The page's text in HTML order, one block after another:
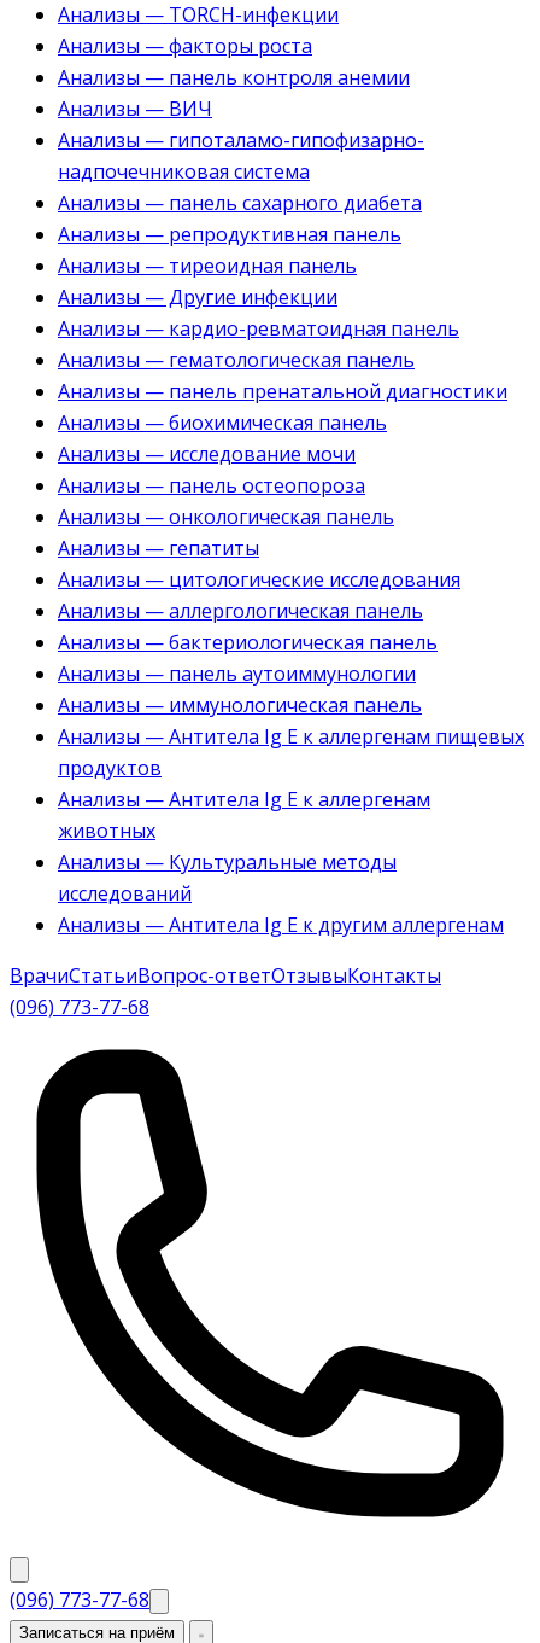
Анализы — TORCH-инфекции
Анализы — факторы роста
Анализы — панель контроля анемии
Анализы — ВИЧ
Анализы — гипоталамо-гипофизарно-
надпочечниковая система
Анализы — панель сахарного диабета
Анализы — репродуктивная панель
Анализы — тиреоидная панель
Анализы — Другие инфекции
Анализы — кардио-ревматоидная панель
Анализы — гематологическая панель
Анализы — панель пренатальной диагностики
Анализы — биохимическая панель
Анализы — исследование мочи
Анализы — панель остеопороза
Анализы — онкологическая панель
Анализы — гепатиты
Анализы — цитологические исследования
Анализы — аллергологическая панель
Анализы — бактериологическая панель
Анализы — панель аутоиммунологии
Анализы — иммунологическая панель
Анализы — Антитела Ig E к аллергенам пищевых
продуктов
Анализы — Антитела Ig E к аллергенам
животных
Анализы — Культуральные методы
исследований
Анализы — Антитела Ig E к другим аллергенам
ВрачиСтатьиВопрос-ответОтзывыКонтакты
(096) 773-77-68
(096) 773-77-68
Записаться на приём